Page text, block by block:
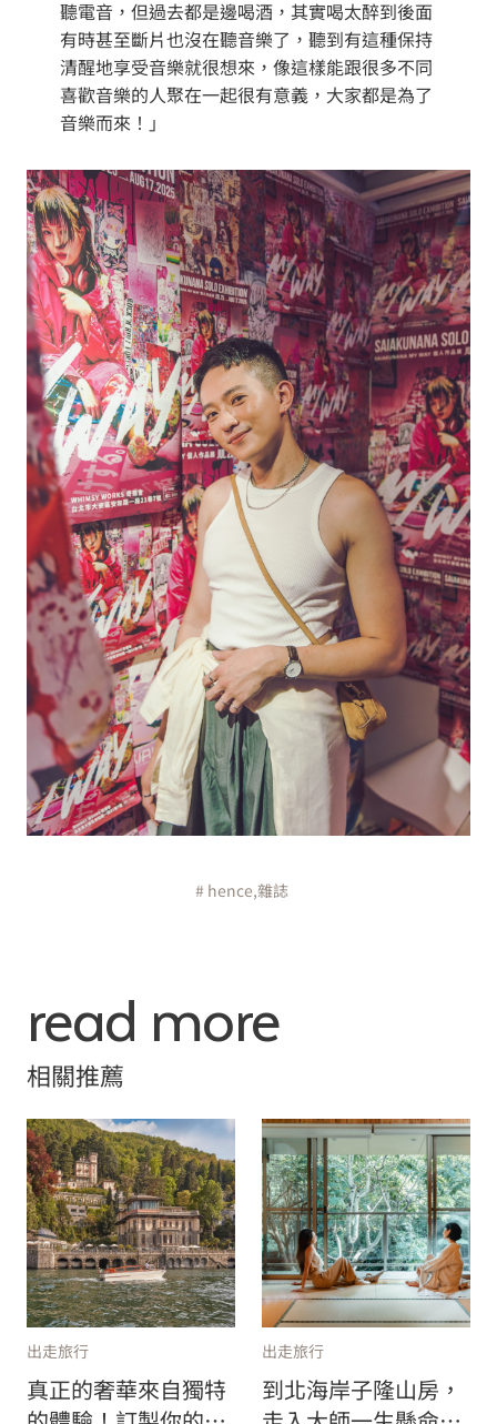
聽電音，但過去都是邊喝酒，其實喝太醉到後面
有時甚至斷片也沒在聽音樂了，聽到有這種保持
清醒地享受音樂就很想來，像這樣能跟很多不同
喜歡音樂的人聚在一起很有意義，大家都是為了
音樂而來！」
# hence,雜誌
read more
相關推薦
出走旅行
真正的奢華來自獨特
出走旅行
到北海岸子隆山房，